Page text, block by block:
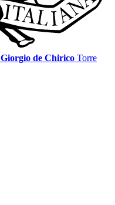
Giorgio de Chirico Torre